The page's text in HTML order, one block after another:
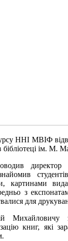
ННІ МВІФ
ім. М.
директор
картинами
з
для
Михайловичу
книг, які